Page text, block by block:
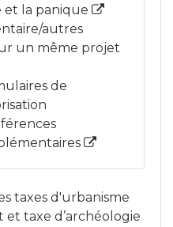
et la panique
autres
un même projet
de
taxes d'urbanisme
et taxe d’archéologie